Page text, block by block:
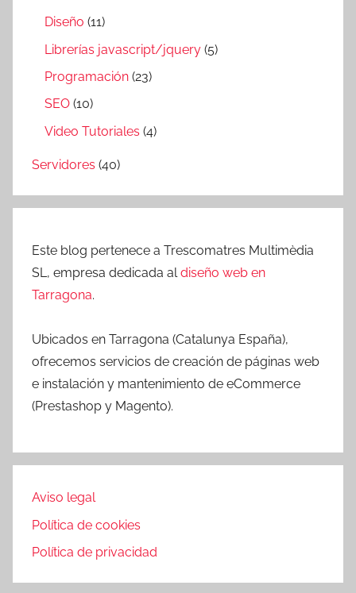
Diseño (11)
Librerías javascript/jquery (5)
Programación (23)
SEO (10)
Video Tutoriales (4)
Servidores (40)
Este blog pertenece a Trescomatres Multimèdia
SL, empresa dedicada aldiseño web en
Tarragona.
Ubicados en Tarragona (Catalunya España),
ofrecemos servicios de creación de páginas web
e instalación y mantenimiento de eCommerce
(Prestashop y Magento).
Aviso legal
Política de cookies
Política de privacidad